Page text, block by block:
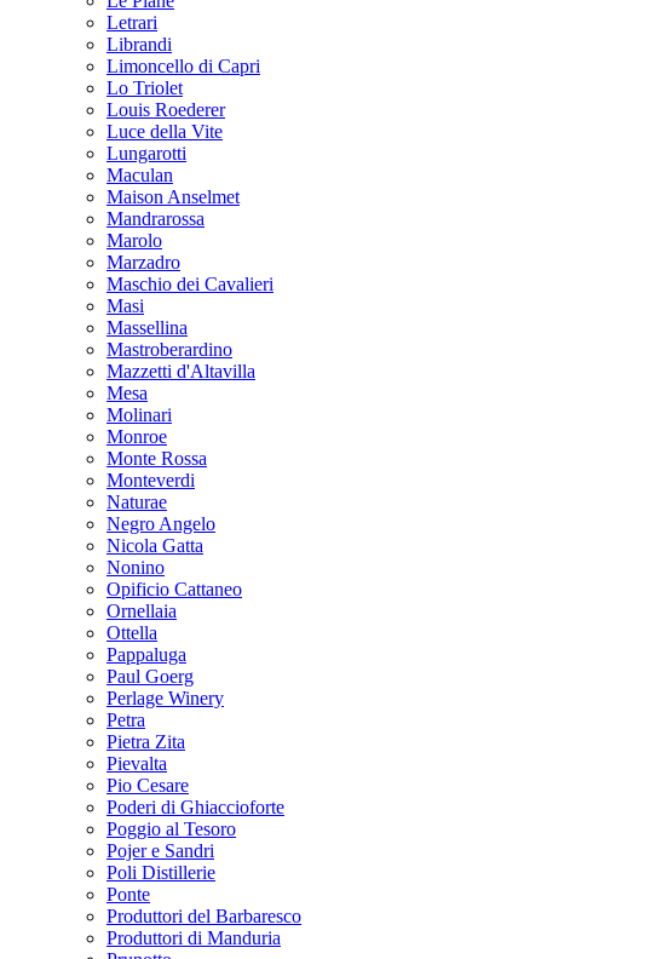
Letrari
Librandi
Limoncello di Capri
Lo Triolet
Louis Roederer
Luce della Vite
Lungarotti
Maculan
Maison Anselmet
Mandrarossa
Marolo
Marzadro
Maschio dei Cavalieri
Masi
Massellina
Mastroberardino
Mazzetti d'Altavilla
Mesa
Molinari
Monroe
Monte Rossa
Monteverdi
Naturae
Negro Angelo
Nicola Gatta
Nonino
Opificio Cattaneo
Ornellaia
Ottella
Pappaluga
Paul Goerg
Perlage Winery
Petra
Pietra Zita
Pievalta
Pio Cesare
Poderi di Ghiaccioforte
Poggio al Tesoro
Pojer e Sandri
Poli Distillerie
Ponte
Produttori del Barbaresco
Produttori di Manduria